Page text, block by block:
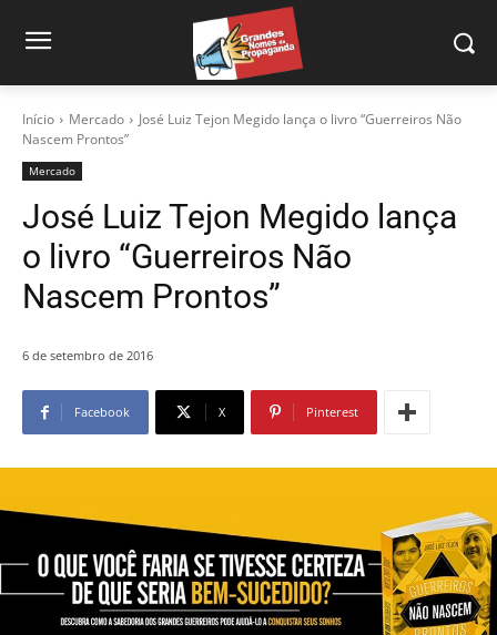
Início Mercado
José Luiz Tejon Megido lança o livro “Guerreiros Não
Nascem Prontos”
Mercado
José Luiz Tejon Megido lança
o livro “Guerreiros Não
Nascem Prontos”
6 de setembro de 2016
Facebook X Pinterest